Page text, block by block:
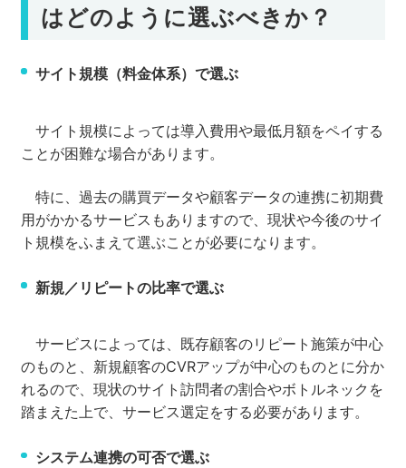
はどのように選ぶべきか？
サイト規模（料金体系）で選ぶ
サイト規模によっては導入費用や最低月額をペイする
ことが困難な場合があります。
特に、過去の購買データや顧客データの連携に初期費
用がかかるサービスもありますので、現状や今後のサイ
ト規模をふまえて選ぶことが必要になります。
新規／リピートの比率で選ぶ
サービスによっては、既存顧客のリピート施策が中心
のものと、新規顧客のCVRアップが中心のものとに分か
れるので、現状のサイト訪問者の割合やボトルネックを
踏まえた上で、サービス選定をする必要があります。
システム連携の可否で選ぶ